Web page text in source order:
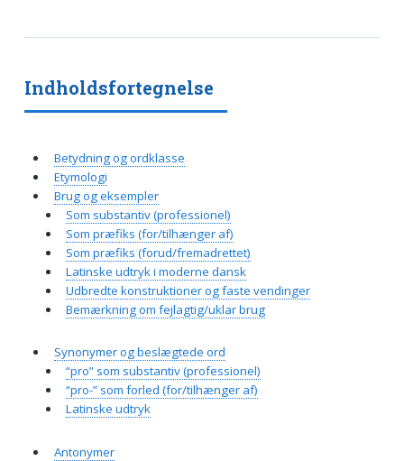
Indholdsfortegnelse
Betydning og ordklasse
Etymologi
Brug og eksempler
Som substantiv (professionel)
Som præfiks (for/tilhænger af)
Som præfiks (forud/fremadrettet)
Latinske udtryk i moderne dansk
Udbredte konstruktioner og faste vendinger
Bemærkning om fejlagtig/uklar brug
Synonymer og beslægtede ord
“pro” som substantiv (professionel)
“pro-” som forled (for/tilhænger af)
Latinske udtryk
Antonymer